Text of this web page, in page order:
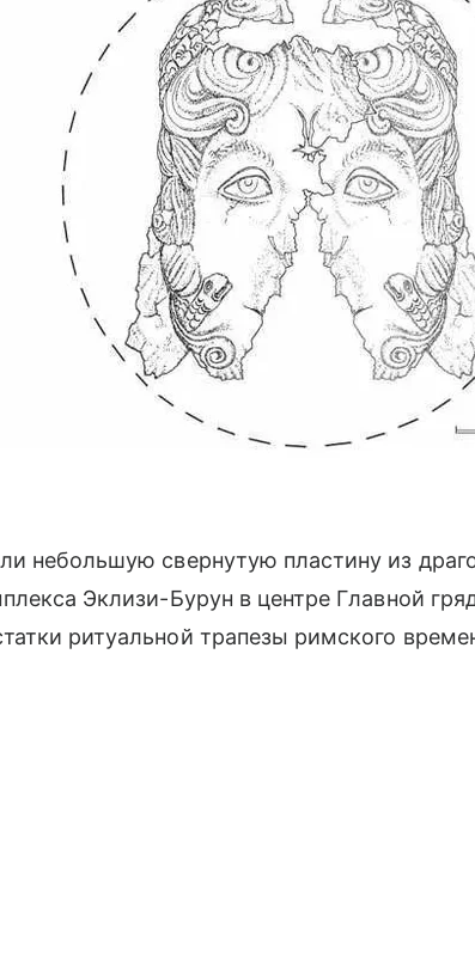
небольшую свернутую пластину из
Эклизи-Бурун в центре Главной
ритуальной трапезы римского